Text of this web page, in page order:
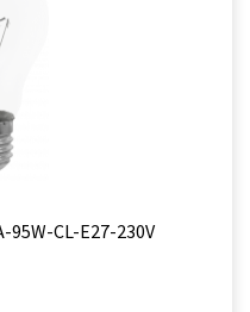
95W-CL-E27-230V